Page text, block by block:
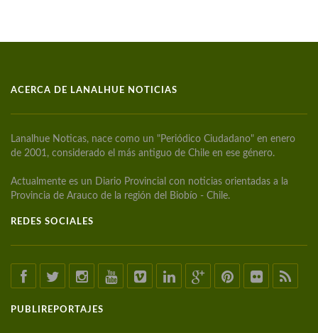
ACERCA DE LANALHUE NOTICIAS
Lanalhue Noticas, nace como un "Periódico Ciudadano" en enero
de 2001, considerado el más antiguo de Chile en ese género.
Actualmente es un Diario Provincial con noticias orientadas a la
Provincia de Arauco de la región del Biobío - Chile.
REDES SOCIALES
PUBLIREPORTAJES